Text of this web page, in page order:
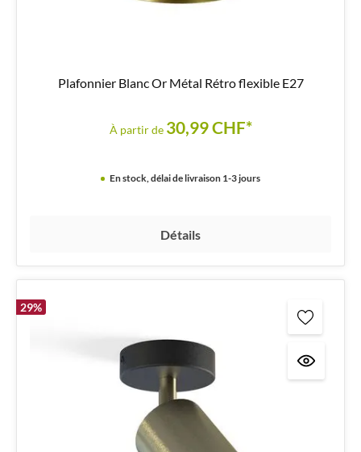
Plafonnier Blanc Or Métal Rétro flexible E27
À partir de 30,99 CHF*
En stock, délai de livraison 1-3 jours
Détails
29%